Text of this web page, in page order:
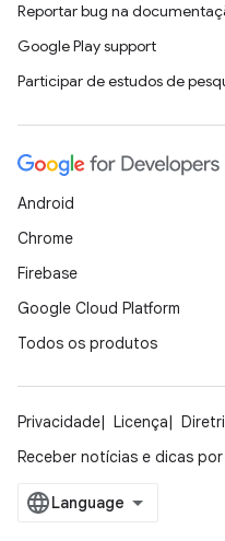
Reportar bug na
Google Play support
Participar de estudos de
Android
Chrome
Firebase
Google Cloud Platform
Todos os produtos
Privacidade Licença
Receber notícias e dicas por